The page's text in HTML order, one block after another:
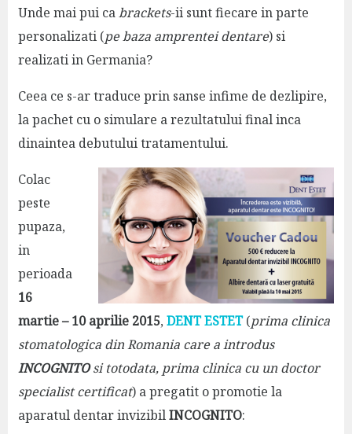
Unde mai pui cabrackets-ii sunt fiecare in parte
personalizati (pe baza amprentei dentare) si
realizati in Germania?
Ceea ce s-ar traduce prin sanse infime de dezlipire,
la pachet cu o simulare a rezultatului final inca
dinaintea debutului tratamentului.
Colac
peste
pupaza,
in
perioada
16
martie – 10 aprilie 2015,DENT ESTET(prima clinica
stomatologica din Romania care a introdus
INCOGNITOsi totodata, prima clinica cu un doctor
specialist certificat) a pregatit o promotie la
aparatul dentar invizibilINCOGNITO: